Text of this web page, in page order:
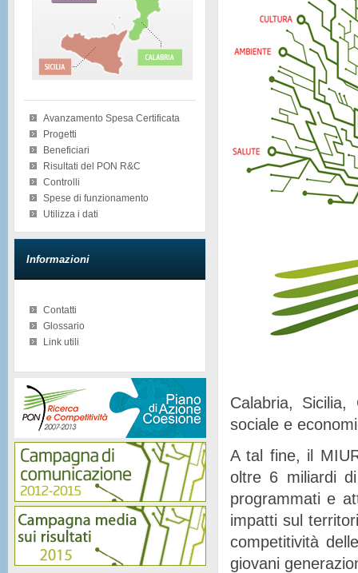
Avanzamento Spesa Certificata
Progetti
Beneficiari
Risultati del PON R&C
Controlli
Spese di funzionamento
Utilizza i dati
Informazioni
Contatti
Glossario
Link utili
Calabria, Sicilia,
sociale e
A tal fine, il
oltre 6 miliardi
programmati e
impatti sul
competitività
giovani